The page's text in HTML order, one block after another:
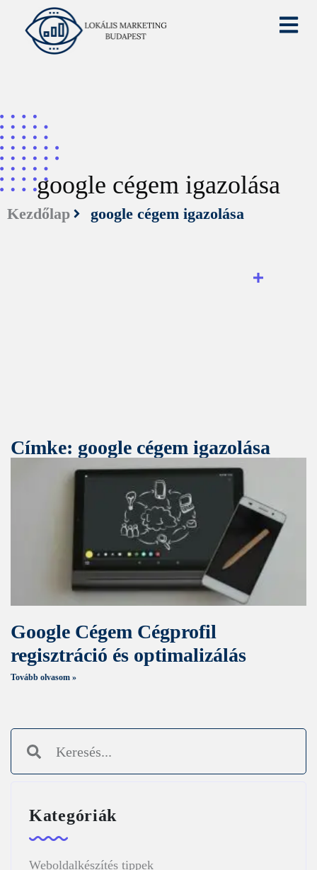
google cégem igazolása
Kezdőlap google cégem igazolása
Címke: google cégem igazolása
Google Cégem Cégprofil
regisztráció és optimalizálás
Tovább olvasom »
Kategóriák
Weboldalkészítés tippek